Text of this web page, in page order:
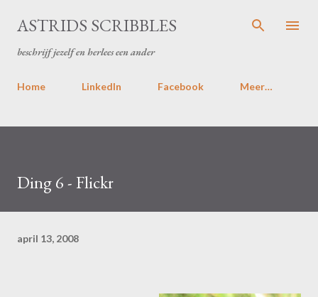
Doorgaan naar hoofdcontent
ASTRIDS SCRIBBLES
beschrijf jezelf en herlees een ander
Home LinkedIn Facebook Meer…
Ding 6 - Flickr
april 13, 2008